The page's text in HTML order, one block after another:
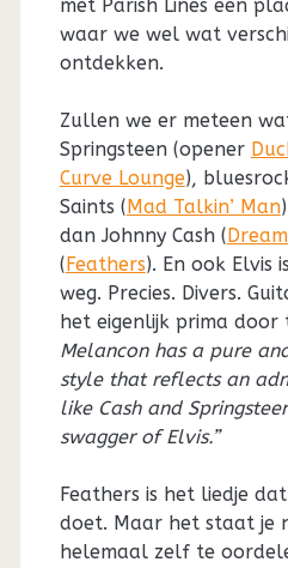
met Parish Lines een
waar we wel wat
ontdekken.
Zullen we er meteen
Springsteen (opener
Curve Lounge),
Saints ( Mad Talkin’ Man
dan Johnny Cash (
( Feathers). En ook Elvis
weg. Precies. Divers.
het eigenlijk prima door
Melancon has a pure
style that reflects an
like Cash and
swagger of Elvis.”
Feathers is het liedje
doet. Maar het staat je
helemaal zelf te